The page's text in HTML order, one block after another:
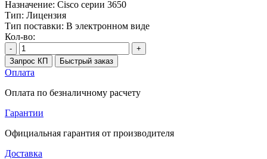
Назначение: Cisco серии 3650
Тип: Лицензия
Тип поставки: В электронном виде
Кол-во:
-
+
Запрос КП
Быстрый заказ
Оплата
Оплата по безналичному расчету
Гарантии
Официальная гарантия от производителя
Доставка